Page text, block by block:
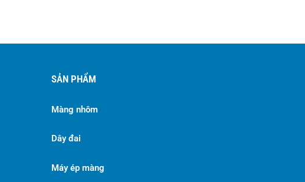
SẢN PHẨM
Màng nhôm
Dây đai
Máy ép màng